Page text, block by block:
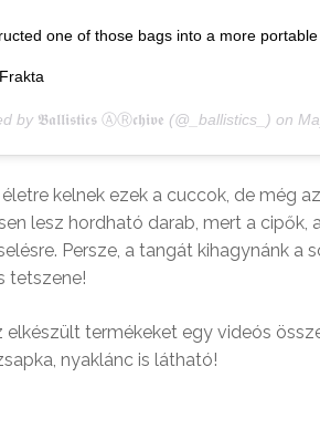
one of those bags into a more
by 𝕭𝖆𝖑𝖑𝖎𝖘𝖙𝖎𝖈𝖘 ⒶⓇ𝖈𝖍𝖎𝖛𝖊 (@_ballistics_) on
kelnek ezek a cuccok, de még
lesz hordható darab, mert a cipők,
Persze, a tangát kihagynánk a
tetszene!
elkészült termékeket egy videós
nyaklánc is látható!